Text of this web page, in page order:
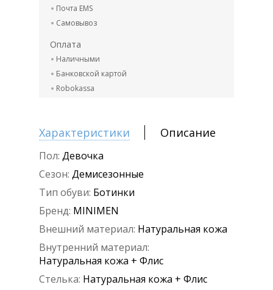
Почта EMS
Самовывоз
Оплата
Наличными
Банковской картой
Robokassa
Характеристики Описание
Пол: Девочка
Сезон: Демисезонные
Тип обуви: Ботинки
Бренд: MINIMEN
Внешний материал: Натуральная кожа
Внутренний материал:
Натуральная кожа + Флис
Стелька: Натуральная кожа + Флис